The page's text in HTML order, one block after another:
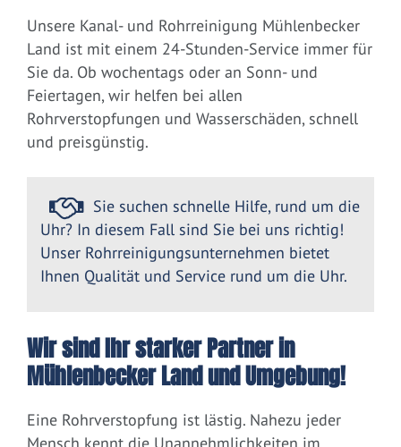
Unsere Kanal- und Rohrreinigung Mühlenbecker
Land ist mit einem 24-Stunden-Service immer für
Sie da. Ob wochentags oder an Sonn- und
Feiertagen, wir helfen bei allen
Rohrverstopfungen und Wasserschäden, schnell
und preisgünstig.
Sie suchen schnelle Hilfe, rund um die
Uhr? In diesem Fall sind Sie bei uns richtig!
Unser Rohrreinigungsunternehmen bietet
Ihnen Qualität und Service rund um die Uhr.
Wir sind Ihr starker Partner in
Mühlenbecker Land und Umgebung!
Eine Rohrverstopfung ist lästig. Nahezu jeder